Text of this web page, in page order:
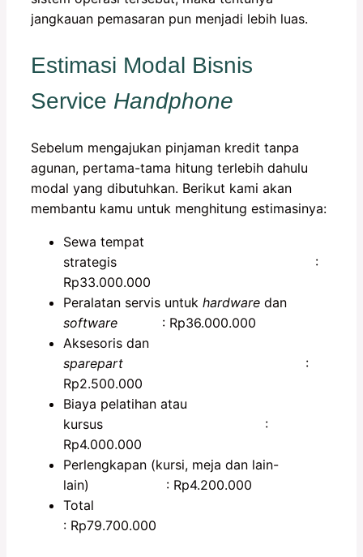
jangkauan pemasaran pun menjadi lebih luas.
Estimasi Modal Bisnis
Service Handphone
Sebelum mengajukan pinjaman kredit tanpa
agunan, pertama-tama hitung terlebih dahulu
modal yang dibutuhkan. Berikut kami akan
membantu kamu untuk menghitung estimasinya:
Sewa tempat
strategis :
Rp33.000.000
Peralatan servis untuk hardware dan
software : Rp36.000.000
Aksesoris dan
sparepart :
Rp2.500.000
Biaya pelatihan atau
kursus :
Rp4.000.000
Perlengkapan (kursi, meja dan lain-
lain) : Rp4.200.000
: Rp79.700.000